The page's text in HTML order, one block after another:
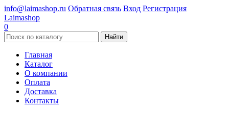
info@laimashop.ru Обратная связь Вход Регистрация
Laimashop
0
Найти
Главная
Каталог
О компании
Оплата
Доставка
Контакты